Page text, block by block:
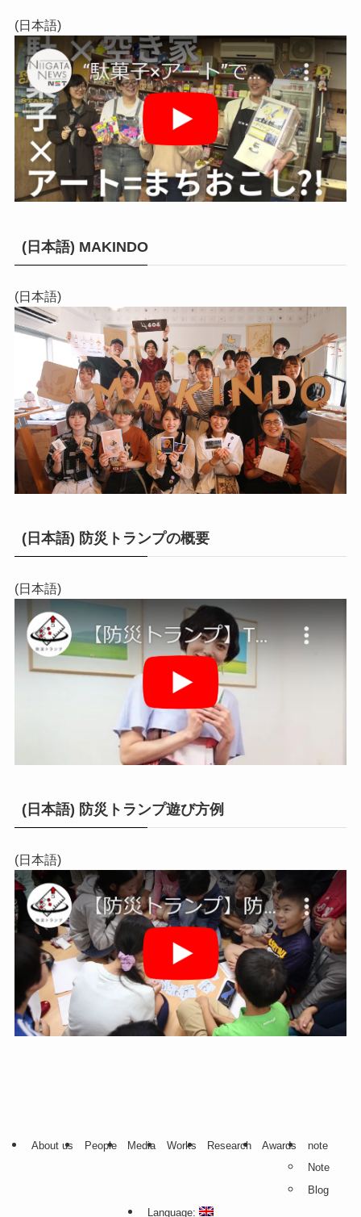
(日本語)
(日本語) MAKINDO
(日本語)
(日本語) 防災トランプの概要
(日本語)
(日本語) 防災トランプ遊び方例
(日本語)
About us People Media Works Research Awards
note
Note
Blog
Language: